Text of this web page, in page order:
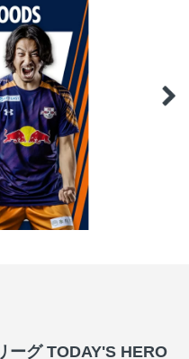
ーグ TODAY'S HERO